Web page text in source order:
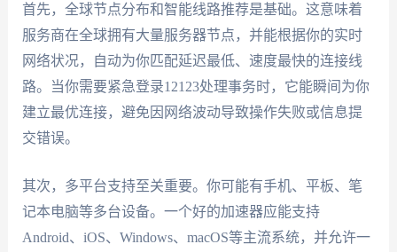
首先，全球节点分布和智能线路推荐是基础。这意味着
服务商在全球拥有大量服务器节点，并能根据你的实时
网络状况，自动为你匹配延迟最低、速度最快的连接线
路。当你需要紧急登录12123处理事务时，它能瞬间为你
建立最优连接，避免因网络波动导致操作失败或信息提
交错误。
其次，多平台支持至关重要。你可能有手机、平板、笔
记本电脑等多台设备。一个好的加速器应能支持
Android、iOS、Windows、macOS等主流系统，并允许一